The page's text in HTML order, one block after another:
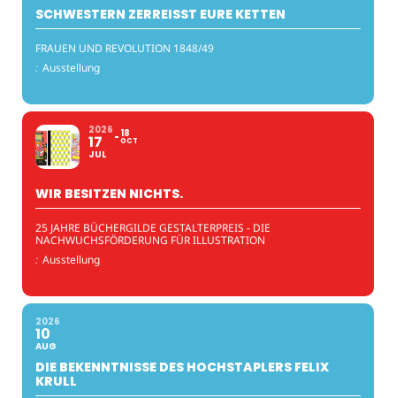
SCHWESTERN ZERREISST EURE KETTEN
FRAUEN UND REVOLUTION 1848/49
: Ausstellung
2026
17
JUL
18
OCT
WIR BESITZEN NICHTS.
25 JAHRE BÜCHERGILDE GESTALTERPREIS - DIE
NACHWUCHSFÖRDERUNG FÜR ILLUSTRATION
: Ausstellung
2026
10
AUG
DIE BEKENNTNISSE DES HOCHSTAPLERS FELIX
KRULL